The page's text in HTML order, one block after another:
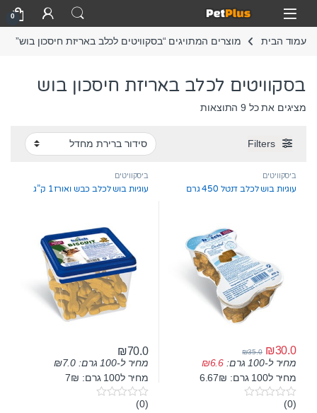
Skip to navigation
Skip to content
Open
0
עמוד הבית מוצרים המתויגים “בסקוויטים לכלב באריזת חיסכון בוש”
בסקוויטים לכלב באריזת חיסכון בוש
מציגים את כל ⁦9⁩ התוצאות
Filters
ביסקוויטים
עוגיות בוש לכלב דנטל 450 גרם
₪30.0
₪35.0
מחיר ל-100 גרם: ₪6.6
מחיר ל100 גרם: 6.67₪
0(0)
ביסקוויטים
עוגיות בוש לכלב כבש ואורז1 ק”ג
₪70.0
מחיר ל-100 גרם: ₪7.0
מחיר ל100 גרם: 7₪
0(0)